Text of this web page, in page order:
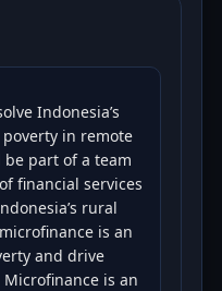
Indonesia’s
in remote
be part of a team
financial services
rural
is an
and drive
is an